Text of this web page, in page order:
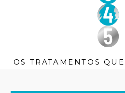
OS TRATAMENTOS